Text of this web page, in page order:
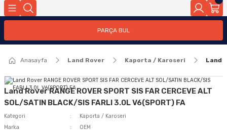
PARÇA BUL
Anasayfa Land Rover Kaporta / Karoseri Land
Land Rover RANGE ROVER SPORT SIS FAR CERCEVE ALT
SOL/SATIN BLACK/SIS FARLI 3.0L V6(SPORT) FA
Kategori
Kaporta / Karoseri
Marka
OEM